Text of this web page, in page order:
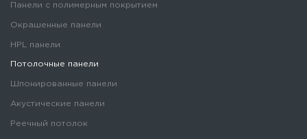
Панели с полимерным покрытием
Окрашенные панели
HPL панели
Потолочные панели
Шпонированные панели
Акустические панели
Реечный потолок